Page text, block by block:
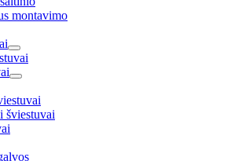
montavimo
šviestuvai